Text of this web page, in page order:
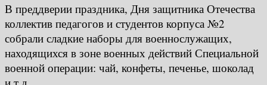
В преддверии праздника, Дня защитника Отечества
коллектив педагогов и студентов корпуса №2
собрали сладкие наборы для военнослужащих,
находящихся в зоне военных действий Специальной
военной операции: чай, конфеты, печенье, шоколад